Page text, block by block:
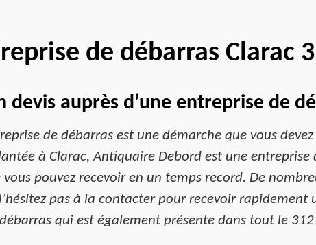
de débarras Clarac
devis auprès d’une entreprise de
de débarras est une démarche que vous
à Clarac, Antiquaire Debord est une
pouvez recevoir en un temps record. De
pas à la contacter pour recevoir
débarras qui est également présente dans tout le